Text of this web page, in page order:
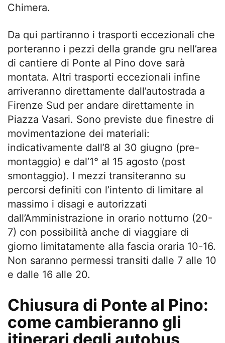
Chimera.
Da qui partiranno i trasporti eccezionali che
porteranno i pezzi della grande gru nell’area
di cantiere di Ponte al Pino dove sarà
montata. Altri trasporti eccezionali infine
arriveranno direttamente dall’autostrada a
Firenze Sud per andare direttamente in
Piazza Vasari. Sono previste due finestre di
movimentazione dei materiali:
indicativamente dall’8 al 30 giugno (pre-
montaggio) e dal’1° al 15 agosto (post
smontaggio). I mezzi transiteranno su
percorsi definiti con l’intento di limitare al
massimo i disagi e autorizzati
dall’Amministrazione in orario notturno (20-
7) con possibilità anche di viaggiare di
giorno limitatamente alla fascia oraria 10-16.
Non saranno permessi transiti dalle 7 alle 10
e dalle 16 alle 20.
Chiusura di Ponte al Pino:
come cambieranno gli